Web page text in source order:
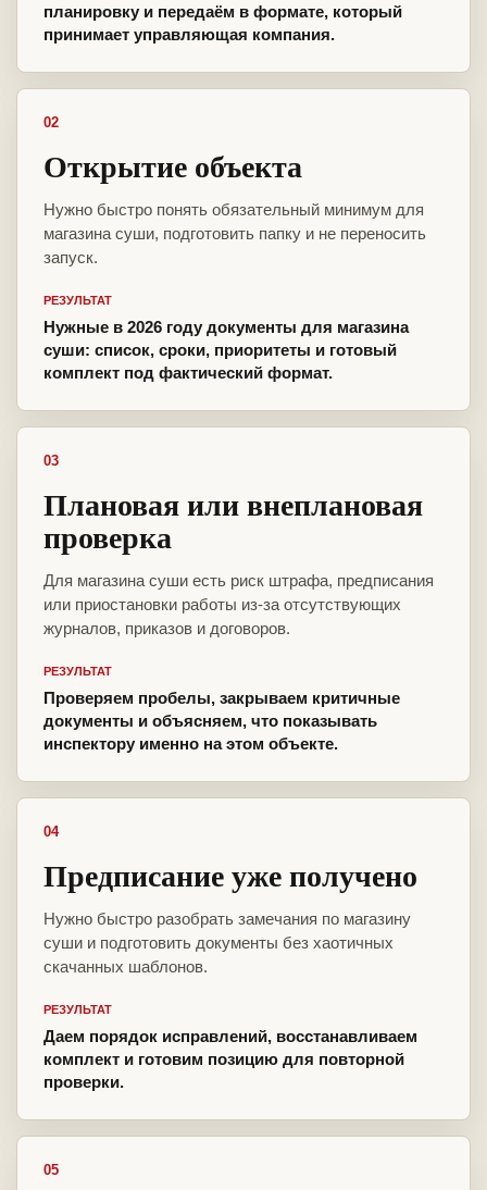
планировку и передаём в формате, который
принимает управляющая компания.
02
Открытие объекта
Нужно быстро понять обязательный минимум для
магазина суши, подготовить папку и не переносить
запуск.
РЕЗУЛЬТАТ
Нужные в 2026 году документы для магазина
суши: список, сроки, приоритеты и готовый
комплект под фактический формат.
03
Плановая или внеплановая
проверка
Для магазина суши есть риск штрафа, предписания
или приостановки работы из-за отсутствующих
журналов, приказов и договоров.
РЕЗУЛЬТАТ
Проверяем пробелы, закрываем критичные
документы и объясняем, что показывать
инспектору именно на этом объекте.
04
Предписание уже получено
Нужно быстро разобрать замечания по магазину
суши и подготовить документы без хаотичных
скачанных шаблонов.
РЕЗУЛЬТАТ
Даем порядок исправлений, восстанавливаем
комплект и готовим позицию для повторной
проверки.
05